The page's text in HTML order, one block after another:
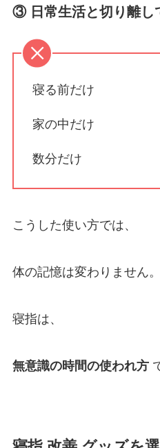
③ 日常生活と切り離し
寝る前だけ
家の中だけ
数分だけ
こうした使い方では、
体の記憶は変わりません。
寝指は、
無意識の時間の使われ方